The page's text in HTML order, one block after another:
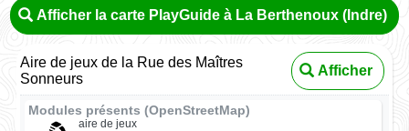
Afficher la carte PlayGuide à La Berthenoux (Indre)
Aire de jeux de la Rue des Maîtres
Sonneurs
Afficher
Modules présents (OpenStreetMap)
aire de jeux